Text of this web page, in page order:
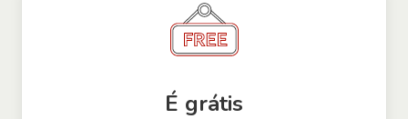
É grátis